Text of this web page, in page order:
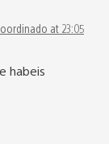
at 23:05
habeis